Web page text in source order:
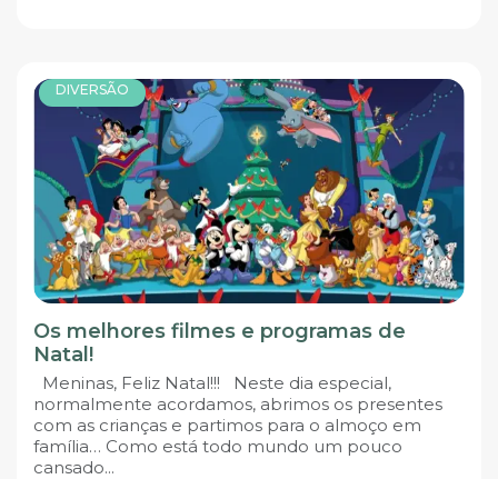
DIVERSÃO
Os melhores filmes e programas de
Natal!
Meninas, Feliz Natal!!! Neste dia especial,
normalmente acordamos, abrimos os presentes
com as crianças e partimos para o almoço em
família… Como está todo mundo um pouco
cansado...